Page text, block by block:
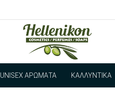
UNISEX ΑΡΏΜΑΤΑ ΚΑΛΛΥΝΤΙΚΆ